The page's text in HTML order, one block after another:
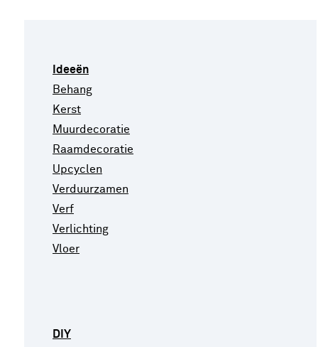
Ideeën
Behang
Kerst
Muurdecoratie
Raamdecoratie
Upcyclen
Verduurzamen
Verf
Verlichting
Vloer
DIY